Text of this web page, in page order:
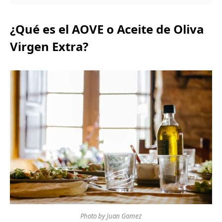
¿Qué es el AOVE o Aceite de Oliva
Virgen Extra?
Photo by Juan Gomez